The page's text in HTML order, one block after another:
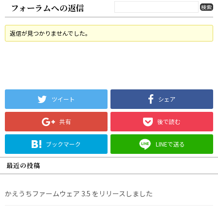
フォーラムへの返信
返信が見つかりませんでした。
ツイート シェア
共有 後で読む
ブックマーク LINEで送る
最近の投稿
かえうちファームウェア 3.5 をリリースしました